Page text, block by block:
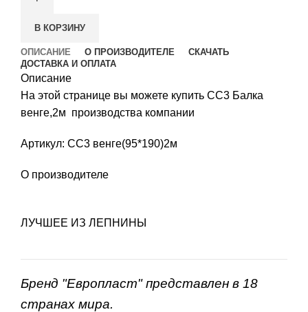
В КОРЗИНУ
ОПИСАНИЕ О ПРОИЗВОДИТЕЛЕ
СКАЧАТЬ
ДОСТАВКА И ОПЛАТА
Описание
На этой странице вы можете купить СС3 Балка
венге,2м производства компании
Артикул: СС3 венге(95*190)2м
О производителе
ЛУЧШЕЕ ИЗ ЛЕПНИНЫ
Бренд "Европласт" представлен в 18
странах мира.